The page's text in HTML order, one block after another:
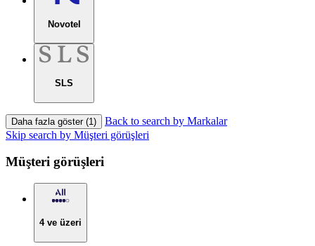
Novotel
SLS
Daha fazla göster (1)
Back to search by Markalar
Skip search by Müşteri görüşleri
Müşteri görüşleri
4 ve üzeri